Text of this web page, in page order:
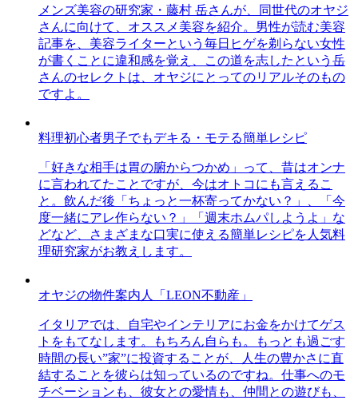
メンズ美容の研究家・藤村 岳さんが、同世代のオヤジ
さんに向けて、オススメ美容を紹介。男性が読む美容
記事を、美容ライターという毎日ヒゲを剃らない女性
が書くことに違和感を覚え、この道を志したという岳
さんのセレクトは、オヤジにとってのリアルそのもの
ですよ。
料理初心者男子でもデキる・モテる簡単レシピ
「好きな相手は胃の腑からつかめ」って、昔はオンナ
に言われてたことですが、今はオトコにも言えるこ
と。飲んだ後「ちょっと一杯寄ってかない？」、「今
度一緒にアレ作らない？」「週末ホムパしようよ」な
どなど、さまざまな口実に使える簡単レシピを人気料
理研究家がお教えします。
オヤジの物件案内人「LEON不動産」
イタリアでは、自宅やインテリアにお金をかけてゲス
トをもてなします。もちろん自らも。もっとも過ごす
時間の長い”家”に投資することが、人生の豊かさに直
結することを彼らは知っているのですね。仕事へのモ
チベーションも、彼女との愛情も、仲間との遊びも、